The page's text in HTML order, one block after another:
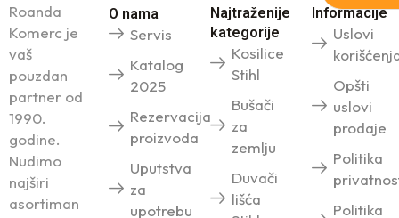
Roanda
Komerc je
vaš
pouzdan
partner od
1990.
godine.
Nudimo
najširi
asortiman
O nama
Servis
Katalog
2025
Rezervacija
proizvoda
Uputstva
za
upotrebu
Najtraženije
kategorije
Kosilice
Stihl
Bušači
za
zemlju
Duvači
lišća
Informacije
Uslovi
Opšti
uslovi
prodaje
Politika
Politika